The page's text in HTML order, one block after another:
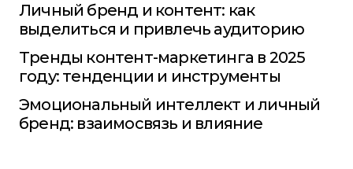
Личный бренд и контент: как
выделиться и привлечь аудиторию
Тренды контент-маркетинга в 2025
году: тенденции и инструменты
Эмоциональный интеллект и личный
бренд: взаимосвязь и влияние